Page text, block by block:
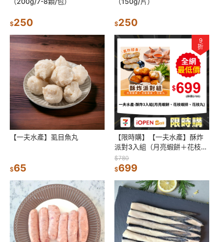
$250 $250
【一夫水產】虱目魚丸
$65
9
折
【限時購】【一夫水產】酥炸
派對3入組（月亮蝦餅＋花枝蝦
排＋花枝丸）
$780
$699